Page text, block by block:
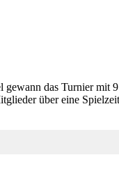
das Turnier mit
über eine